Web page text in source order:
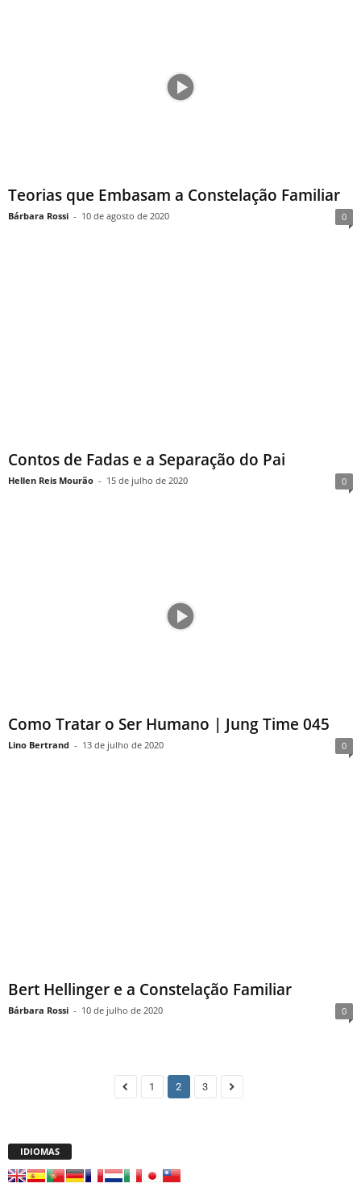
Teorias que Embasam a Constelação Familiar
Bárbara Rossi - 10 de agosto de 2020 0
Contos de Fadas e a Separação do Pai
Hellen Reis Mourão - 15 de julho de 2020 0
Como Tratar o Ser Humano | Jung Time 045
Lino Bertrand - 13 de julho de 2020 0
Bert Hellinger e a Constelação Familiar
Bárbara Rossi - 10 de julho de 2020 0
1 2 3
IDIOMAS